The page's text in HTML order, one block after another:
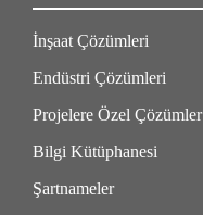
İnşaat Çözümleri
Endüstri Çözümleri
Projelere Özel Çözümler
Bilgi Kütüphanesi
Şartnameler